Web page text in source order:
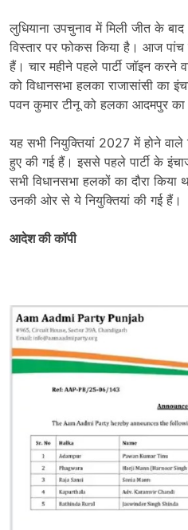
लुधियाना उपचुनाव में मिली जीत के
विस्तार पर फोकस किया है। आज पांच
हैं। चार महीने पहले पार्टी जॉइन करने
को विधानसभा हलका राजासांसी का
पवन कुमार टीनू को हलका आदमपुर का
यह सभी नियुक्तियां 2027 में होने वाले
हुए की गई हैं। इससे पहले पार्टी के
सभी विधानसभा हलकों का दौरा
उनकी ओर से ये नियुक्तियां की गई हैं।
आदेश की कॉपी